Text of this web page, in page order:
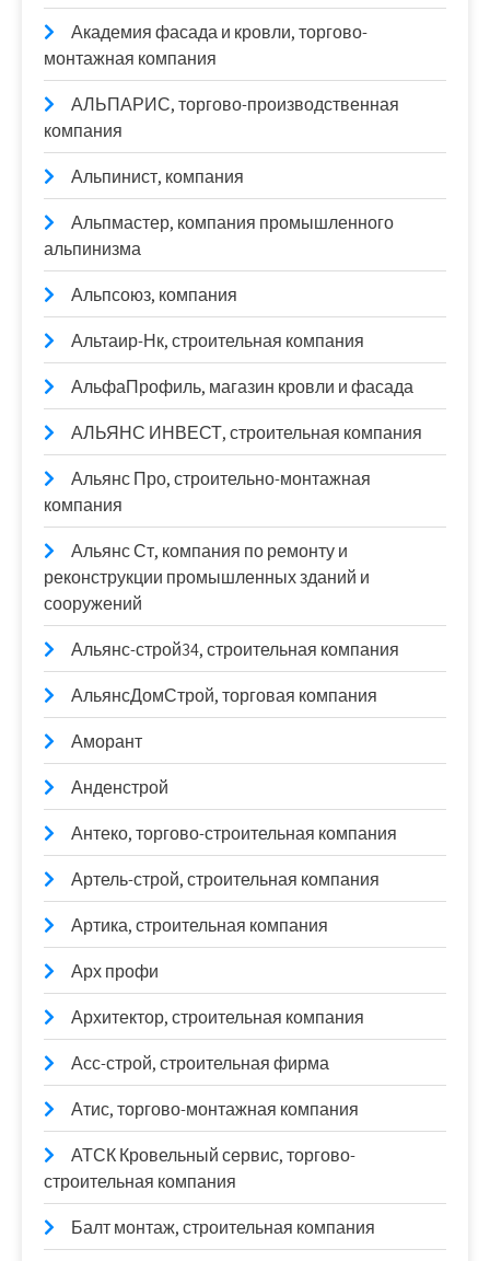
Академия фасада и кровли, торгово-
монтажная компания
АЛЬПАРИС, торгово-производственная
компания
Альпинист, компания
Альпмастер, компания промышленного
альпинизма
Альпсоюз, компания
Альтаир-Нк, строительная компания
АльфаПрофиль, магазин кровли и фасада
АЛЬЯНС ИНВЕСТ, строительная компания
Альянс Про, строительно-монтажная
компания
Альянс Ст, компания по ремонту и
реконструкции промышленных зданий и
сооружений
Альянс-строй34, строительная компания
АльянсДомСтрой, торговая компания
Аморант
Анденстрой
Антеко, торгово-строительная компания
Артель-строй, строительная компания
Артика, строительная компания
Арх профи
Архитектор, строительная компания
Асс-строй, строительная фирма
Атис, торгово-монтажная компания
АТСК Кровельный сервис, торгово-
строительная компания
Балт монтаж, строительная компания